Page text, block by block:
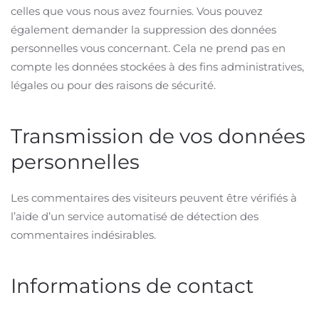
celles que vous nous avez fournies. Vous pouvez
également demander la suppression des données
personnelles vous concernant. Cela ne prend pas en
compte les données stockées à des fins administratives,
légales ou pour des raisons de sécurité.
Transmission de vos données
personnelles
Les commentaires des visiteurs peuvent être vérifiés à
l’aide d’un service automatisé de détection des
commentaires indésirables.
Informations de contact